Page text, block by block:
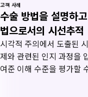
고객 사례
수술 방법을 설명하
법으로서의 시선추적
시각적 주의에서 도출된
제와 관련된 인지 과정을
여준 이해 수준을 평가할